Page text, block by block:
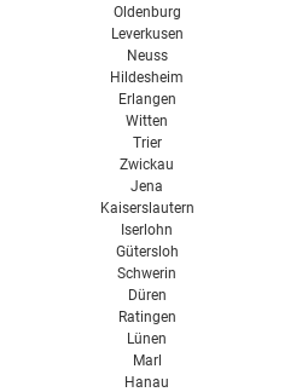
Oldenburg
Leverkusen
Neuss
Hildesheim
Erlangen
Witten
Trier
Zwickau
Jena
Kaiserslautern
Iserlohn
Gütersloh
Schwerin
Düren
Ratingen
Lünen
Marl
Hanau